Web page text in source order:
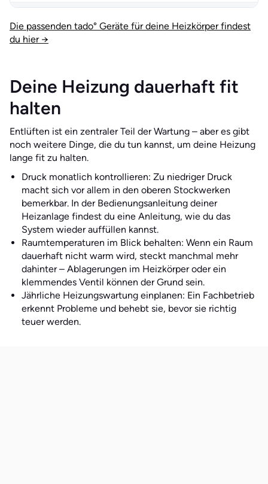
Die passenden tado° Geräte für deine Heizkörper findest
du hier →
Deine Heizung dauerhaft fit
halten
Entlüften ist ein zentraler Teil der Wartung – aber es gibt
noch weitere Dinge, die du tun kannst, um deine Heizung
lange fit zu halten.
Druck monatlich kontrollieren: Zu niedriger Druck
macht sich vor allem in den oberen Stockwerken
bemerkbar. In der Bedienungsanleitung deiner
Heizanlage findest du eine Anleitung, wie du das
System wieder auffüllen kannst.
Raumtemperaturen im Blick behalten: Wenn ein Raum
dauerhaft nicht warm wird, steckt manchmal mehr
dahinter – Ablagerungen im Heizkörper oder ein
klemmendes Ventil können der Grund sein.
Jährliche Heizungswartung einplanen: Ein Fachbetrieb
erkennt Probleme und behebt sie, bevor sie richtig
teuer werden.